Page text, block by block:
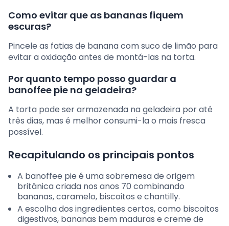
Como evitar que as bananas fiquem
escuras?
Pincele as fatias de banana com suco de limão para
evitar a oxidação antes de montá-las na torta.
Por quanto tempo posso guardar a
banoffee pie na geladeira?
A torta pode ser armazenada na geladeira por até
três dias, mas é melhor consumi-la o mais fresca
possível.
Recapitulando os principais pontos
A banoffee pie é uma sobremesa de origem
britânica criada nos anos 70 combinando
bananas, caramelo, biscoitos e chantilly.
A escolha dos ingredientes certos, como biscoitos
digestivos, bananas bem maduras e creme de